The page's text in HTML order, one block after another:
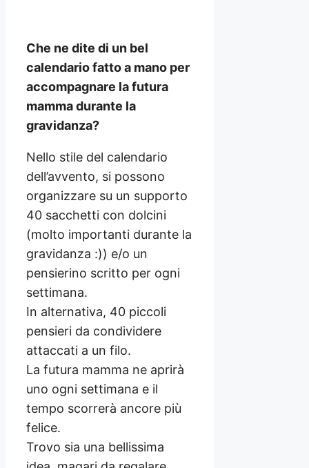
Che ne dite di un bel
calendario fatto a mano per
accompagnare la futura
mamma durante la
gravidanza?
Nello stile del calendario
dell’avvento, si possono
organizzare su un supporto
40 sacchetti con dolcini
(molto importanti durante la
gravidanza :)) e/o un
pensierino scritto per ogni
settimana.
In alternativa, 40 piccoli
pensieri da condividere
attaccati a un filo.
La futura mamma ne aprirà
uno ogni settimana e il
tempo scorrerà ancore più
felice.
Trovo sia una bellissima